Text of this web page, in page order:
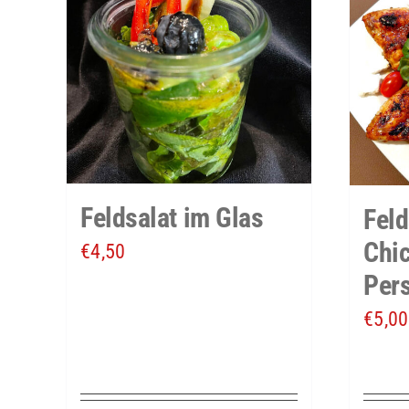
Feldsalat im Glas
€4,50
€5,00